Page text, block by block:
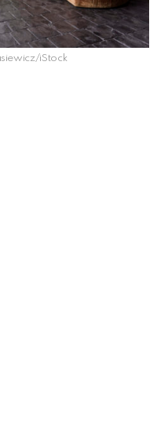
iStock